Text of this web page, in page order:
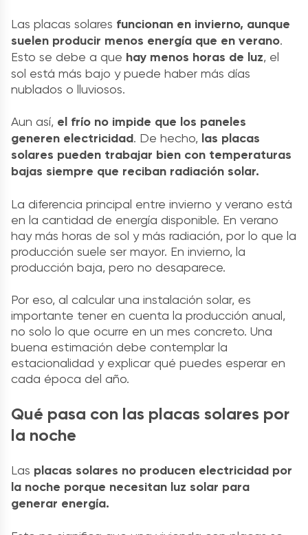
Las placas solares funcionan en invierno, aunque
suelen producir menos energía que en verano.
Esto se debe a que hay menos horas de luz, el
sol está más bajo y puede haber más días
nublados o lluviosos.
Aun así, el frío no impide que los paneles
generen electricidad. De hecho, las placas
solares pueden trabajar bien con temperaturas
bajas siempre que reciban radiación solar.
La diferencia principal entre invierno y verano está
en la cantidad de energía disponible. En verano
hay más horas de sol y más radiación, por lo que la
producción suele ser mayor. En invierno, la
producción baja, pero no desaparece.
Por eso, al calcular una instalación solar, es
importante tener en cuenta la producción anual,
no solo lo que ocurre en un mes concreto. Una
buena estimación debe contemplar la
estacionalidad y explicar qué puedes esperar en
cada época del año.
Qué pasa con las placas solares por
la noche
Las placas solares no producen electricidad por
la noche porque necesitan luz solar para
generar energía.